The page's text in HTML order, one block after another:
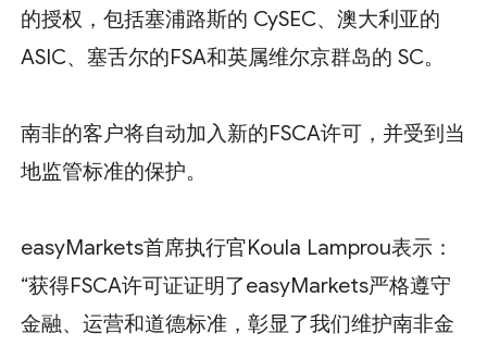
的授权，包括塞浦路斯的 CySEC、澳大利亚的
ASIC、塞舌尔的FSA和英属维尔京群岛的 SC。
南非的客户将自动加入新的FSCA许可，并受到当
地监管标准的保护。
easyMarkets首席执行官Koula Lamprou表示：
“获得FSCA许可证证明了easyMarkets严格遵守
金融、运营和道德标准，彰显了我们维护南非金